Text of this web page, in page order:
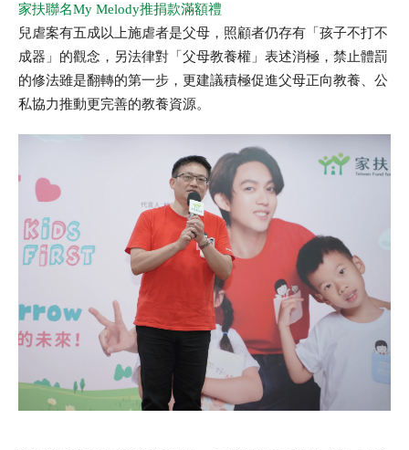
家扶聯名My Melody推捐款滿額禮
兒虐案有五成以上施虐者是父母，照顧者仍存有「孩子不打不
成器」的觀念，另法律對「父母教養權」表述消極，禁止體罰
的修法雖是翻轉的第一步，更建議積極促進父母正向教養、公
私協力推動更完善的教養資源。